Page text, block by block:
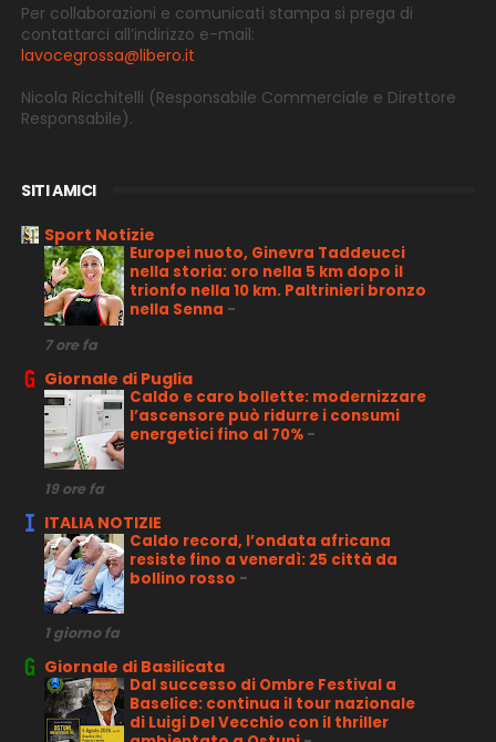
Per collaborazioni e comunicati stampa si prega di
contattarci all’indirizzo e-mail:
lavocegrossa@libero.it
Nicola Ricchitelli (Responsabile Commerciale e Direttore
Responsabile).
SITI AMICI
Sport Notizie
Europei nuoto, Ginevra Taddeucci
nella storia: oro nella 5 km dopo il
trionfo nella 10 km. Paltrinieri bronzo
nella Senna -
7 ore fa
Giornale di Puglia
Caldo e caro bollette: modernizzare
l’ascensore può ridurre i consumi
energetici fino al 70% -
19 ore fa
ITALIA NOTIZIE
Caldo record, l’ondata africana
resiste fino a venerdì: 25 città da
bollino rosso -
1 giorno fa
Giornale di Basilicata
Dal successo di Ombre Festival a
Baselice: continua il tour nazionale
di Luigi Del Vecchio con il thriller